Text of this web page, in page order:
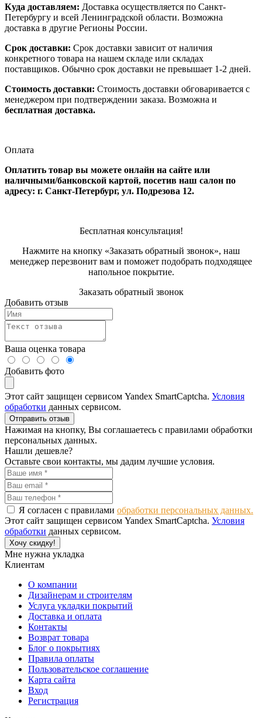
Куда доставляем: Доставка осуществляется по Санкт-
Петербургу и всей Ленинградской области. Возможна
доставка в другие Регионы России.
Срок доставки: Срок доставки зависит от наличия
конкретного товара на нашем складе или складах
поставщиков. Обычно срок доставки не превышает 1-2 дней.
Стоимость доставки: Стоимость доставки обговаривается с
менеджером при подтверждении заказа. Возможна и
бесплатная доставка.
Оплата
Оплатить товар вы можете онлайн на сайте или
наличными/банковской картой, посетив наш салон по
адресу: г. Санкт-Петербург, ул. Подрезова 12.
Бесплатная консультация!
Нажмите на кнопку «Заказать обратный звонок», наш
менеджер перезвонит вам и поможет подобрать подходящее
напольное покрытие.
Заказать обратный звонок
Добавить отзыв
Ваша оценка товара
Добавить фото
Этот сайт защищен сервисом Yandex SmartCaptcha. Условия
обработки данных сервисом.
Отправить отзыв
Нажимая на кнопку, Вы соглашаетесь с правилами обработки
персональных данных.
Нашли дешевле?
Оставьте свои контакты, мы дадим лучшие условия.
Я согласен с правилами обработки персональных данных.
Этот сайт защищен сервисом Yandex SmartCaptcha. Условия
обработки данных сервисом.
Хочу скидку!
Мне нужна укладка
Клиентам
О компании
Дизайнерам и строителям
Услуга укладки покрытий
Доставка и оплата
Контакты
Возврат товара
Блог о покрытиях
Правила оплаты
Пользовательское соглашение
Карта сайта
Вход
Регистрация